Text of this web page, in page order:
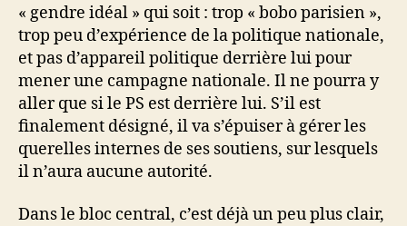
« gendre idéal » qui soit : trop « bobo parisien »,
trop peu d’expérience de la politique nationale,
et pas d’appareil politique derrière lui pour
mener une campagne nationale. Il ne pourra y
aller que si le PS est derrière lui. S’il est
finalement désigné, il va s’épuiser à gérer les
querelles internes de ses soutiens, sur lesquels
il n’aura aucune autorité.
Dans le bloc central, c’est déjà un peu plus clair,